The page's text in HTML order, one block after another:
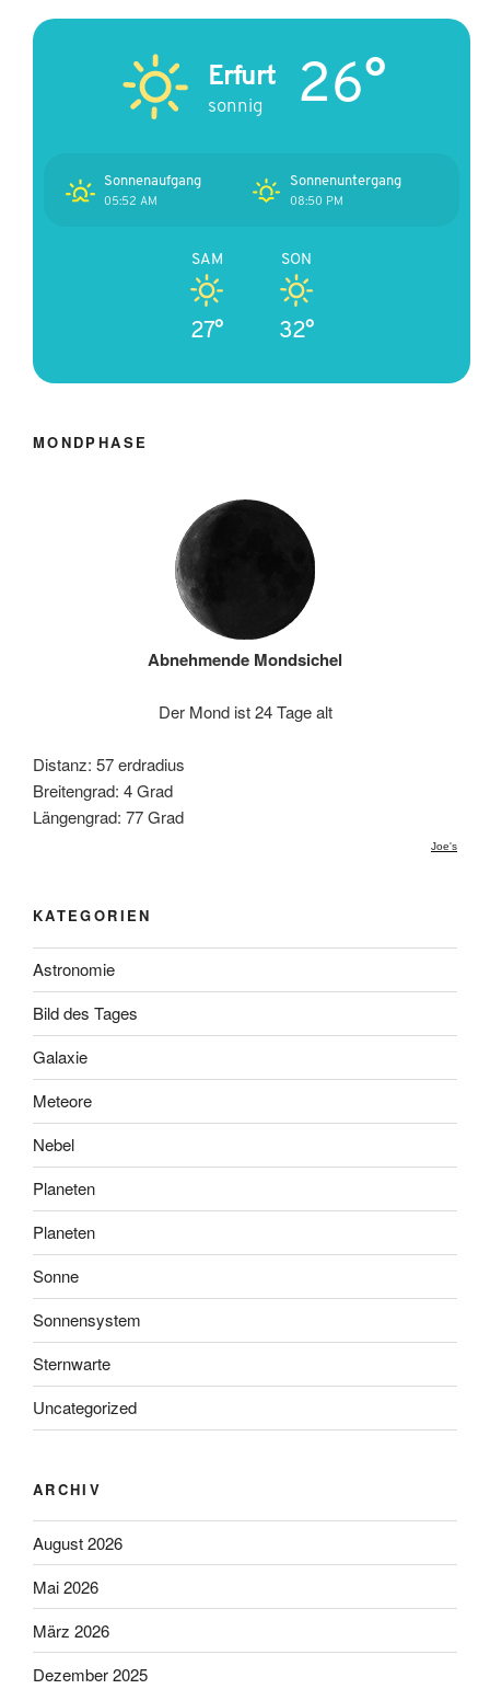
Erfurt
sonnig 26°
Sonnenaufgang
05:52 AM
Sonnenuntergang
08:50 PM
SAM
27°
SON
32°
MONDPHASE
Abnehmende Mondsichel
Der Mond ist 24 Tage alt
Distanz: 57 erdradius
Breitengrad: 4 Grad
Längengrad: 77 Grad
Joe's
KATEGORIEN
Astronomie
Bild des Tages
Galaxie
Meteore
Nebel
Planeten
Planeten
Sonne
Sonnensystem
Sternwarte
Uncategorized
ARCHIV
August 2026
Mai 2026
März 2026
Dezember 2025